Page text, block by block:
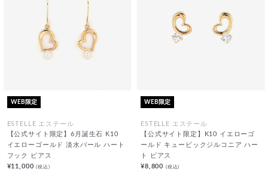
WEB限定
ESTELLE エステール
【公式サイト限定】6月誕生石 K10
イエローゴールド 淡水パール ハート
フック ピアス
¥11,000(税込)
WEB限定
ESTELLE エステール
【公式サイト限定】K10 イエローゴ
ールド キュービックジルコニア ハー
ト ピアス
¥8,800 (税込)